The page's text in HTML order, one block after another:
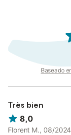
Baseado
Très bien
8,0
Florent M., 08/